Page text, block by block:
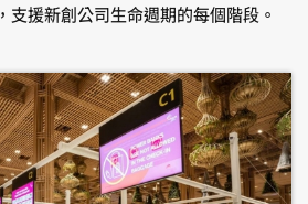
決方案、聊天機器人、電腦視覺
(AWS) 是最全方位且最廣泛採用
資料中心提供 200 多項功能完整
視覺
的願景，開發高效能硬體和軟體運
情境認知、智慧服務與智慧交通流
造數位核心、將營運最佳化，並加
感知
料、開發人員與基礎架構平台，改
的影響。
感知，智慧服務
轉型，提供 AI、雲端與網路安
身削減碳足跡。
支援新創公司生命週期的每個階段。